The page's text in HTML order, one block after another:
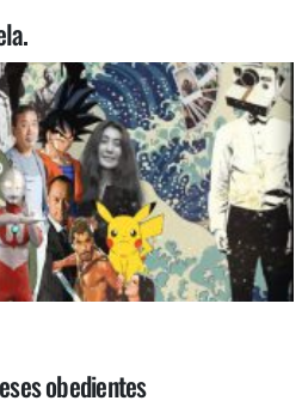
obedientes